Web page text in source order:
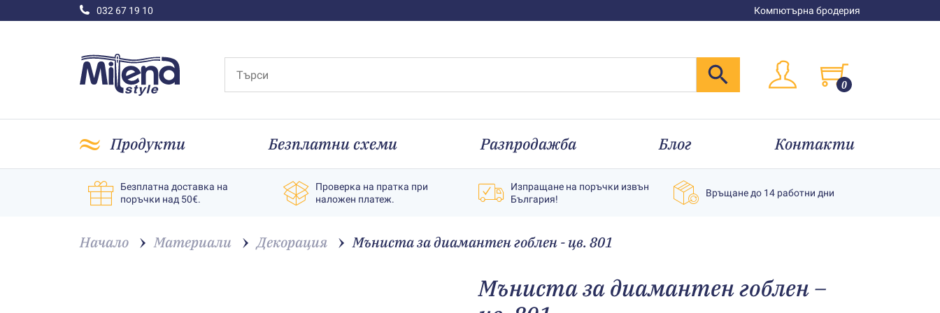
032 67 19 10 Компютърна бродерия
0
Продукти Безплатни схеми Разпродажба Блог Контакти
Безплатна доставка на
поръчки над 50€.
Проверка на пратка при
наложен платеж.
Изпращане на поръчки извън
България!
Връщане до 14 работни дни
Начало Материали Декорация Мъниста за диамантен гоблен - цв. 801
Мъниста за диамантен гоблен –